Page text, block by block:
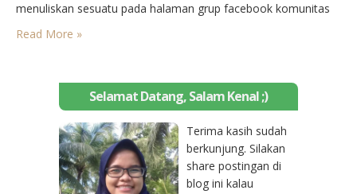
menuliskan sesuatu pada halaman grup facebook komunitas
blogger, sebut saja komunitas itu bernama BLOOF (lha
namanya emang bloof, mama rani… -___-“). Jadi inilah yang…
Read More »
Selamat Datang, Salam Kenal ;)
Terima kasih sudah
berkunjung. Silakan
share postingan di
blog ini kalau